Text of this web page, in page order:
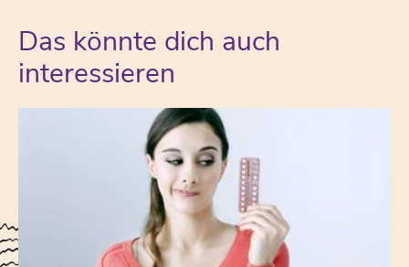
Das könnte dich auch
interessieren